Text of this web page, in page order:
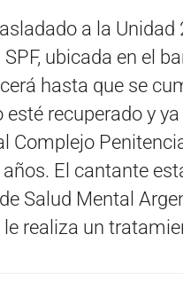
a la
ubicada en el
hasta que se
esté recuperado y
Complejo
El cantante
Salud Mental
le realiza un